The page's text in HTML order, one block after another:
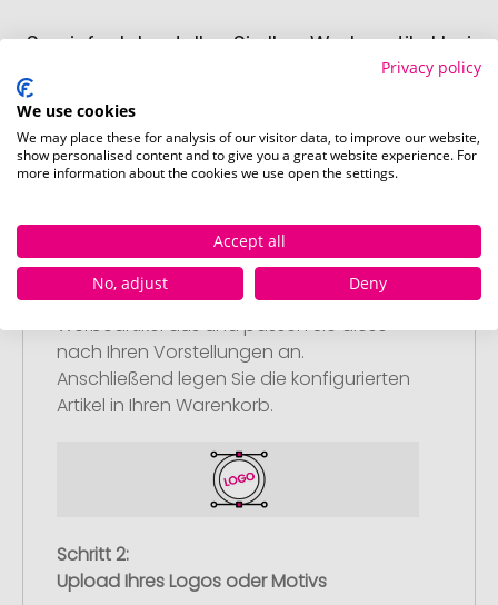
So einfach bestellen Sie Ihre Werbeartikel bei
Artikelkonfiguration
Wählen Sie Ihre gewünschten
Werbeartikel aus und passen Sie diese
nach Ihren Vorstellungen an.
Anschließend legen Sie die konfigurierten
Artikel in Ihren Warenkorb.
Schritt 2:
Upload Ihres Logos oder Motivs
Privacy policy
We use cookies
We may place these for analysis of our visitor data, to improve our website,
show personalised content and to give you a great website experience. For
more information about the cookies we use open the settings.
Accept all
No, adjust
Deny